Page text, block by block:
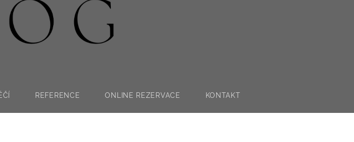
REFERENCE ONLINE REZERVACE KONTAKT